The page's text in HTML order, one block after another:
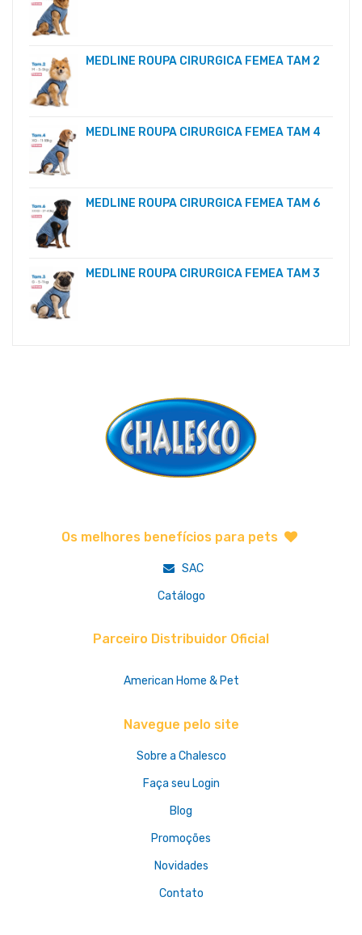
MEDLINE ROUPA CIRURGICA FEMEA TAM 2
MEDLINE ROUPA CIRURGICA FEMEA TAM 4
MEDLINE ROUPA CIRURGICA FEMEA TAM 6
MEDLINE ROUPA CIRURGICA FEMEA TAM 3
Os melhores benefícios para pets
SAC
Catálogo
Parceiro Distribuidor Oficial
American Home & Pet
Navegue pelo site
Sobre a Chalesco
Faça seu Login
Blog
Promoções
Novidades
Contato